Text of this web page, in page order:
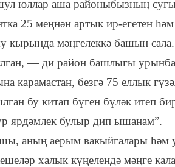
юллар аша районыбызның
25 меңнән артык ир-егетен
кырында мәңгелеккә башын
— ди район башлыгы
карамастан, безгә 75 еллык
бу китап бүген бүләк итеп
ярдәмлек булыр дип ышанам”.
аның аерым вакыйгалары һәм
халык күңелендә мәңге